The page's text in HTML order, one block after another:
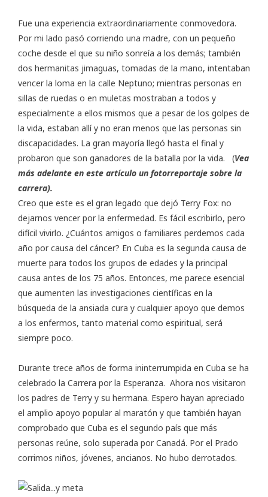
Fue una experiencia extraordinariamente conmovedora.
Por mi lado pasó corriendo una madre, con un pequeño
coche desde el que su niño sonreía a los demás; también
dos hermanitas jimaguas, tomadas de la mano, intentaban
vencer la loma en la calle Neptuno; mientras personas en
sillas de ruedas o en muletas mostraban a todos y
especialmente a ellos mismos que a pesar de los golpes de
la vida, estaban allí y no eran menos que las personas sin
discapacidades. La gran mayoría llegó hasta el final y
probaron que son ganadores de la batalla por la vida. (Vea
más adelante en este artículo un fotorreportaje sobre la
carrera).
Creo que este es el gran legado que dejó Terry Fox: no
dejarnos vencer por la enfermedad. Es fácil escribirlo, pero
difícil vivirlo. ¿Cuántos amigos o familiares perdemos cada
año por causa del cáncer? En Cuba es la segunda causa de
muerte para todos los grupos de edades y la principal
causa antes de los 75 años. Entonces, me parece esencial
que aumenten las investigaciones científicas en la
búsqueda de la ansiada cura y cualquier apoyo que demos
a los enfermos, tanto material como espiritual, será
siempre poco.
Durante trece años de forma ininterrumpida en Cuba se ha
celebrado la Carrera por la Esperanza. Ahora nos visitaron
los padres de Terry y su hermana. Espero hayan apreciado
el amplio apoyo popular al maratón y que también hayan
comprobado que Cuba es el segundo país que más
personas reúne, solo superada por Canadá. Por el Prado
corrimos niños, jóvenes, ancianos. No hubo derrotados.